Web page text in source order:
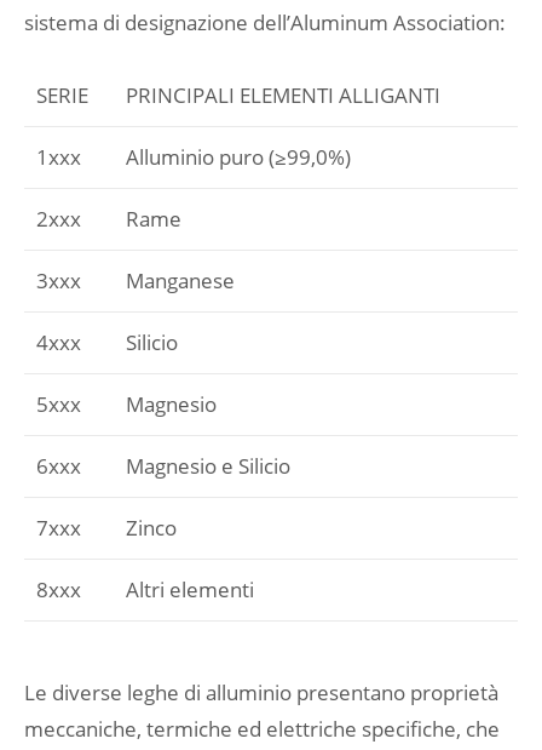
sistema di designazione dell’Aluminum Association:
SERIE PRINCIPALI ELEMENTI ALLIGANTI
1xxx Alluminio puro (≥99,0%)
2xxx Rame
3xxx Manganese
4xxx Silicio
5xxx Magnesio
6xxx Magnesio e Silicio
7xxx Zinco
8xxx Altri elementi
Le diverse leghe di alluminio presentano proprietà
meccaniche, termiche ed elettriche specifiche, che